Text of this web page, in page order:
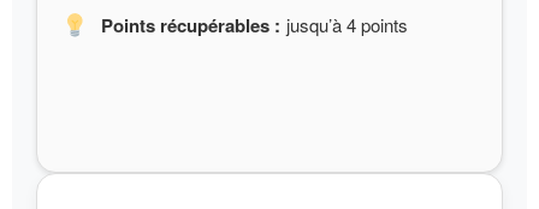
Points récupérables : jusqu’à 4 points